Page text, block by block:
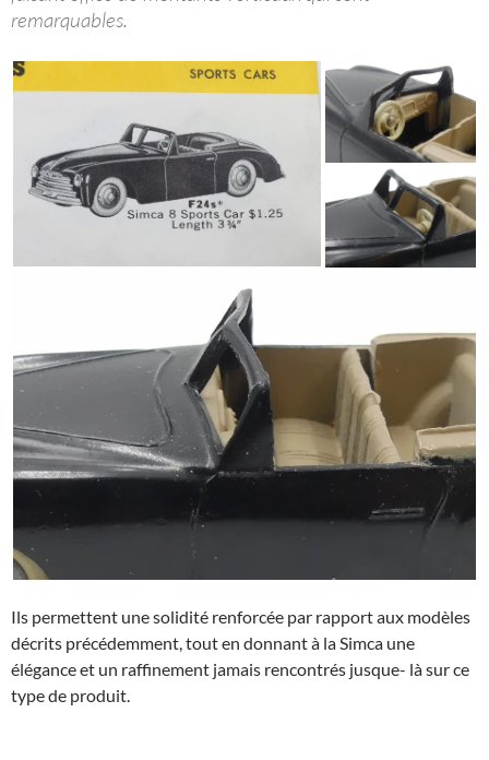
remarquables.
Ils permettent une solidité renforcée par rapport aux modèles
décrits précédemment, tout en donnant à la Simca une
élégance et un raffinement jamais rencontrés jusque- là sur ce
type de produit.